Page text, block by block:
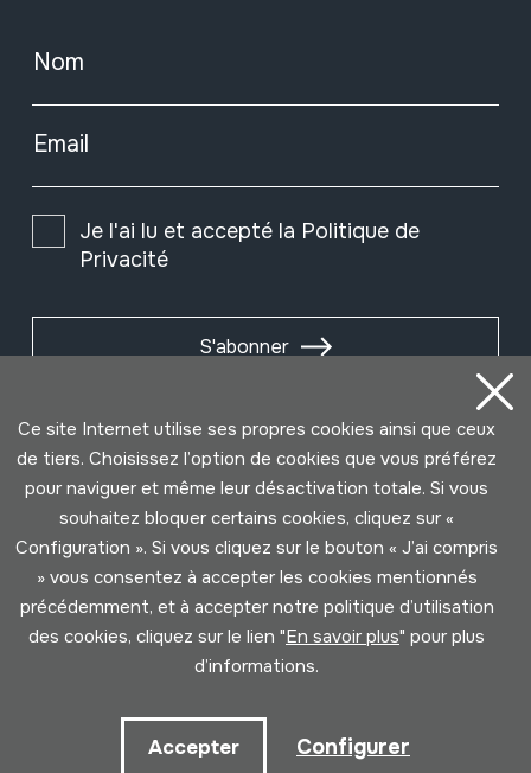
Nom
Email
Je l'ai lu et accepté la Politique de
Privacité
S'abonner
Développé par Lotura
Ce site Internet utilise ses propres cookies ainsi que ceux
de tiers. Choisissez l’option de cookies que vous préférez
pour naviguer et même leur désactivation totale. Si vous
souhaitez bloquer certains cookies, cliquez sur «
Configuration ». Si vous cliquez sur le bouton « J’ai compris
» vous consentez à accepter les cookies mentionnés
précédemment, et à accepter notre politique d’utilisation
des cookies, cliquez sur le lien "En savoir plus" pour plus
d’informations.
Accepter Configurer